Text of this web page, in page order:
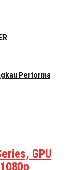
Performa
GPU